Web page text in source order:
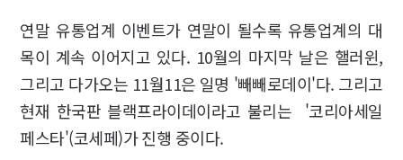
연말 유통업계 이벤트가 연말이 될수록 유통업계의 대
목이 계속 이어지고 있다. 10월의 마지막 날은 핼러윈,
그리고 다가오는 11월11은 일명 '빼빼로데이'다. 그리고
현재 한국판 블랙프라이데이라고 불리는 '코리아세일
페스타'(코세페)가 진행 중이다.